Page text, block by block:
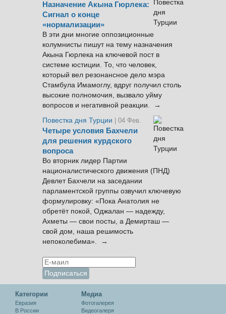
Назначение Акына Гюрлека:
Сигнал о конце
«нормализации»
В эти дни многие оппозиционные
колумнисты пишут на тему назначения
Акына Гюрлека на ключевой пост в
системе юстиции. То, что человек,
который вел резонансное дело мэра
Стамбула Имамоглу, вдруг получил столь
высокие полномочия, вызвало уйму
вопросов и негативной реакции. →
Повестка дня Турции
| 04 Фев.
Четыре условия Бахчели
для решения курдского
вопроса
Во вторник лидер Партии
националистического движения (ПНД)
Девлет Бахчели на заседании
парламентской группы озвучил ключевую
формулировку: «Пока Анатолия не
обретёт покой, Оджалан — надежду,
Ахметы — свои посты, а Демирташ —
свой дом, наша решимость
непоколебима». →
Категории
Евразия
В России
Медиа
Фотогалерея
Видеогалеря